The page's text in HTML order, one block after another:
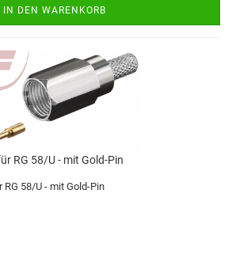
IN DEN WARENKORB
RG 58/U - mit Gold-Pin
RG 58/U - mit Gold-Pin